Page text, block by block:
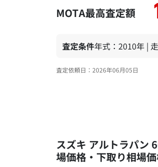
MOTA最高査定額
査定条件年式：2010年 |
査定依頼日：2026年06月05日
スズキ アルトラパン
場価格・下取り相場